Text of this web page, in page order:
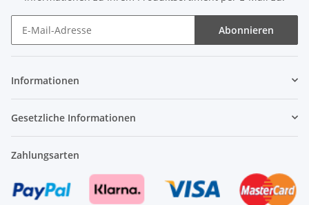
Abonnieren
Informationen
Gesetzliche Informationen
Zahlungsarten